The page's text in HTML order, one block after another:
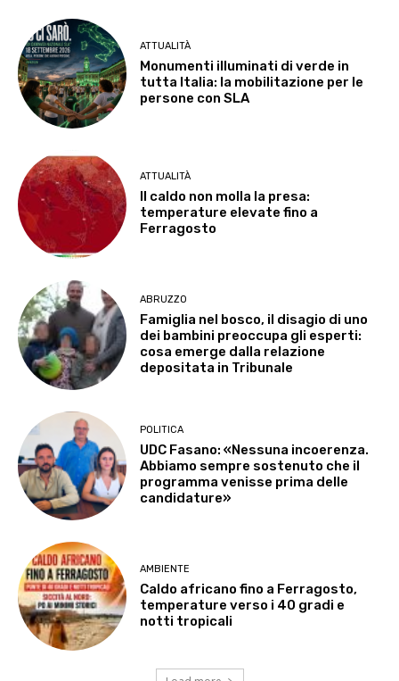
ATTUALITÀ
Monumenti illuminati di verde in
tutta Italia: la mobilitazione per le
persone con SLA
ATTUALITÀ
Il caldo non molla la presa:
temperature elevate fino a
Ferragosto
ABRUZZO
Famiglia nel bosco, il disagio di uno
dei bambini preoccupa gli esperti:
cosa emerge dalla relazione
depositata in Tribunale
POLITICA
UDC Fasano: «Nessuna incoerenza.
Abbiamo sempre sostenuto che il
programma venisse prima delle
candidature»
AMBIENTE
Caldo africano fino a Ferragosto,
temperature verso i 40 gradi e
notti tropicali